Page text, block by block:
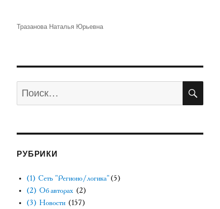
Автор
Тразанова Наталья Юрьевна
РУБРИКИ
(1) Сеть "Регионо/логика"(5)
(2) Об авторах (2)
(3) Новости (157)